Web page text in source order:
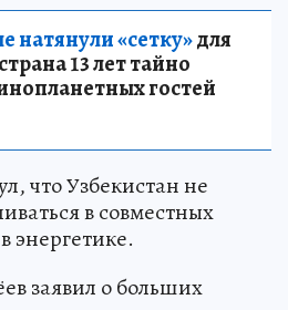
«сетку»для
13 лет тайно
гостей
что Узбекистан не
в совместных
энергетике.
заявил о больших